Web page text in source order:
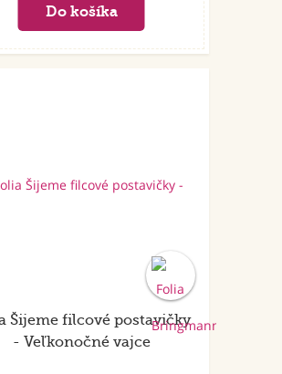
Šijeme filcové postavičky
- Veľkonočné vajce